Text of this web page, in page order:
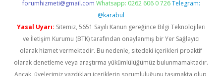
forumhizmeti@gmail.com Whatsapp: 0262 606 0 726 Telegram:
@karabul
Yasal Uyarı: Sitemiz, 5651 Sayılı Kanun gereğince Bilgi Teknolojileri
ve İletişim Kurumu (BTK) tarafından onaylanmış bir Yer Sağlayıcı
olarak hizmet vermektedir. Bu nedenle, sitedeki içerikleri proaktif
olarak denetleme veya araştırma yükümlülüğümüz bulunmamaktadır.
Ancak, üyelerimiz yazdıkları içeriklerin sorumluluğunu taşımakta olup,